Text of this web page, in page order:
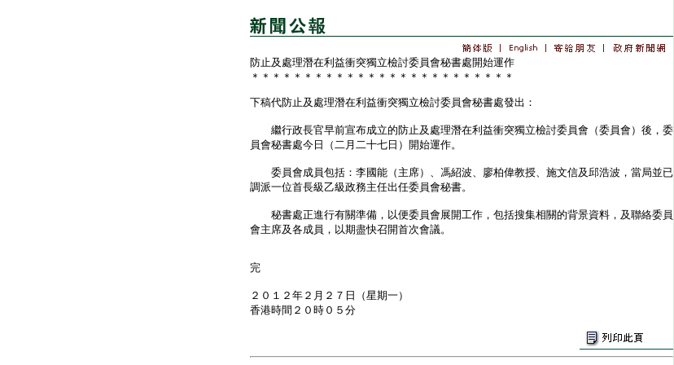
防止及處理潛在利益衝突獨立檢討委員會秘書處開始運作
＊＊＊＊＊＊＊＊＊＊＊＊＊＊＊＊＊＊＊＊＊＊＊＊＊
下稿代防止及處理潛在利益衝突獨立檢討委員會秘書處發出：
繼行政長官早前宣布成立的防止及處理潛在利益衝突獨立檢討委員會（委員會）後，委
員會秘書處今日（二月二十七日）開始運作。
委員會成員包括：李國能（主席）、馮紹波、廖柏偉教授、施文信及邱浩波，當局並已
調派一位首長級乙級政務主任出任委員會秘書。
秘書處正進行有關準備，以便委員會展開工作，包括搜集相關的背景資料，及聯絡委員
會主席及各成員，以期盡快召開首次會議。
完
２０１２年２月２７日（星期一）
香港時間２０時０５分